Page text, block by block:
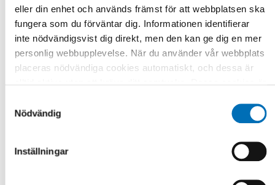
eller din enhet och används främst för att webbplatsen ska
fungera som du förväntar dig. Informationen identifierar
inte nödvändigsvist dig direkt, men den kan ge dig en mer
personlig webbupplevelse. När du använder vår webbplats
placeras nödvändiga cookies automatiskt, och dessa är
dess funktioner. Vi respekterar din integritet, och du kan
marknadsföring och oklassificerade) du vill acceptera.
Klicka på de olika kategorirubrikerna för att ta reda på mer
Nödvändig
Inställningar